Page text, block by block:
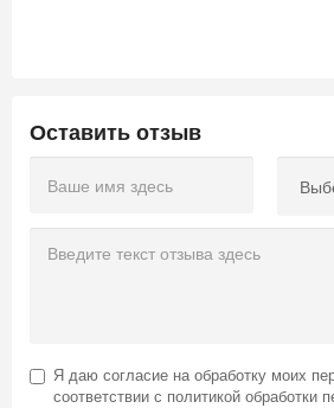
Оставить отзыв
Я даю согласие на обработку моих
соответствии с политикой обработки